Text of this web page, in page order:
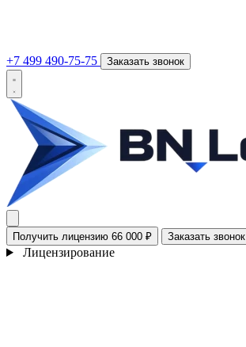
+7 499 490-75-75 Заказать звонок
Получить лицензию 66 000 ₽ Заказать звонок
Лицензирование